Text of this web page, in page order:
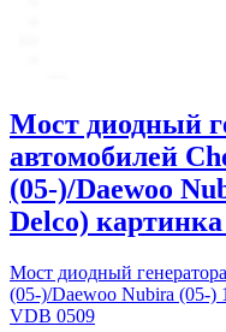
Мост диодный
автомобилей
(05-)/Daewoo
Delco)
Мост диодный
(05-)/Daewoo Nubira (05-)
VDB 0509